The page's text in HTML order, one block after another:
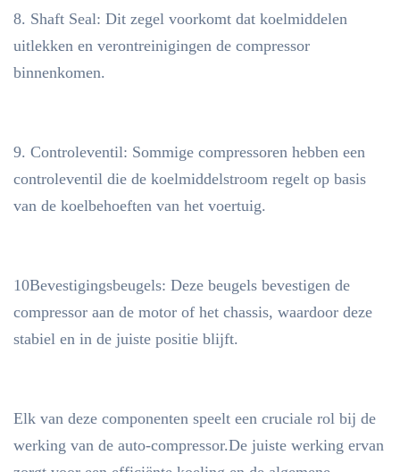
8. Shaft Seal: Dit zegel voorkomt dat koelmiddelen
uitlekken en verontreinigingen de compressor
binnenkomen.
9. Controleventil: Sommige compressoren hebben een
controleventil die de koelmiddelstroom regelt op basis
van de koelbehoeften van het voertuig.
10Bevestigingsbeugels: Deze beugels bevestigen de
compressor aan de motor of het chassis, waardoor deze
stabiel en in de juiste positie blijft.
Elk van deze componenten speelt een cruciale rol bij de
werking van de auto-compressor.De juiste werking ervan